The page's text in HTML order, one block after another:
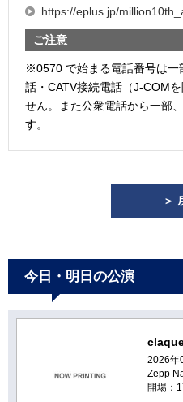
https://eplus.jp/
ご注意
※0570 で始まる電話番号は一
話・CATV接続電話（J-COM
せん。また公衆電話から一部
す。
＞
今日・明日の公演
2026年
Zepp
開場：